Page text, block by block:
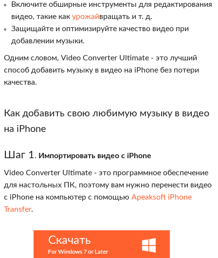
Включите обширные инструменты для редактирования
видео, такие как урожайвращать и т. д.
Защищайте и оптимизируйте качество видео при
добавлении музыки.
Одним словом, Video Converter Ultimate - это лучший
способ добавить музыку в видео на iPhone без потери
качества.
Как добавить свою любимую музыку в видео
на iPhone
Шаг 1. Импортировать видео с iPhone
Video Converter Ultimate - это программное обеспечение
для настольных ПК, поэтому вам нужно перенести видео
с iPhone на компьютер с помощью Apeaksoft iPhone
Transfer.
Скачать